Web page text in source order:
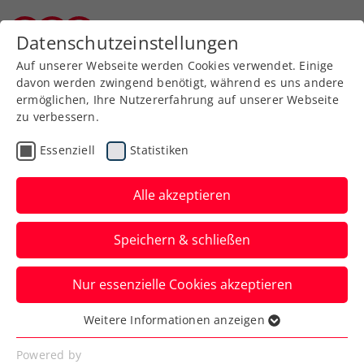
Zurück zur Newsübersicht
Turniere
ATP Estoril:
Erfolgserlebnis für Thiem
bei Rückkehr auf die Tour
Im Achtelfinale des Sandplatzturniers in
Portugal erwartet ihn damit ein alter
Bekannter.
Verfasst von: Manuel Wachta, 01.04.2024
Datenschutzeinstellungen
Auf unserer Webseite werden Cookies verwendet. Einige
davon werden zwingend benötigt, während es uns andere
ermöglichen, Ihre Nutzererfahrung auf unserer Webseite
zu verbessern.
Essenziell Statistiken
Alle akzeptieren
Speichern & schließen
Nur essenzielle Cookies akzeptieren
Essenziell
Essenzielle Cookies werden für grundlegende
Weitere Informationen anzeigen
Powered by